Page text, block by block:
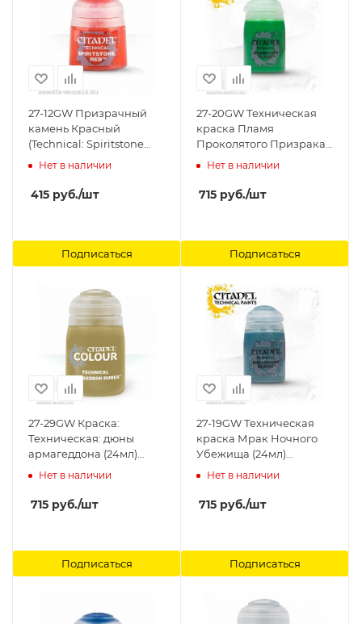
27-12GW Призрачный
камень Красный
(Technical: Spiritstone
Red (12 ml) Citadel
Нет в наличии
415 руб./шт
Подписаться
27-20GW Техническая
краска Пламя
Проколятого Призрака
(24мл) (TECHNICAL:
Citadel
Нет в наличии
715 руб./шт
Подписаться
27-29GW Краска:
Техническая: дюны
армагеддона (24мл)
(TECHNICAL:
(24ML)) Citadel
Нет в наличии
715 руб./шт
Подписаться
27-19GW Техническая
краска Мрак Ночного
Убежища (24мл)
(TECHNICAL:
Citadel
Нет в наличии
715 руб./шт
Подписаться